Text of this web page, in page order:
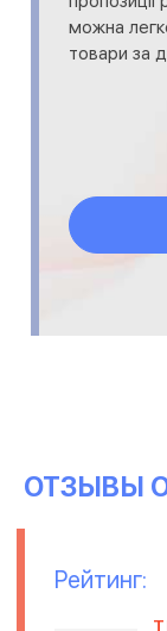
можна
товари за
ОТЗЫВЫ
Рейтинг: